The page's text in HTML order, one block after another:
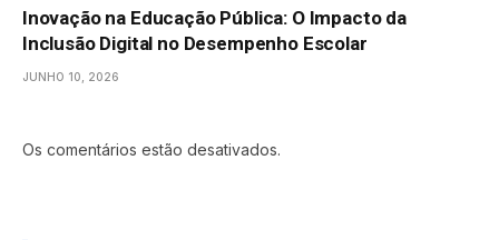
Inovação na Educação Pública: O Impacto da
Inclusão Digital no Desempenho Escolar
JUNHO 10, 2026
Os comentários estão desativados.